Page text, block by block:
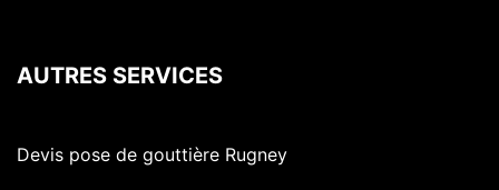
AUTRES SERVICES
Devis pose de gouttière Rugney